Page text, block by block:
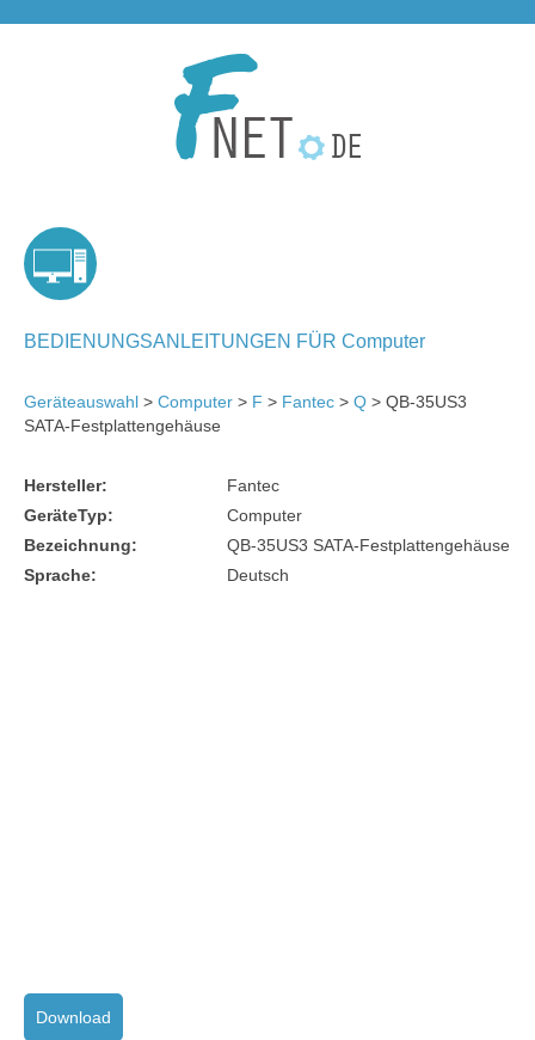
BEDIENUNGSANLEITUNGEN FÜR Computer
Geräteauswahl > Computer > F > Fantec > Q > QB-35US3
SATA-Festplattengehäuse
Hersteller:
Fantec
GeräteTyp:
Computer
Bezeichnung:
QB-35US3 SATA-Festplattengehäuse
Sprache:
Deutsch
Download